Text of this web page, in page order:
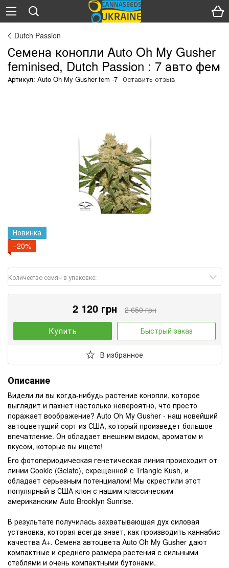
Dutch Passion
Семена конопли Auto Oh My Gusher
feminised, Dutch Passion : 7 авто фем
Артикул: Auto Oh My Gusher fem -7 Оставить отзыв
Новинка
−20%
Количество семян в упаковке:
2 120 грн 2 650 грн
Купить Быстрый заказ
В избранное
Описание
Видели ли вы когда-нибудь растение конопли, которое
выглядит и пахнет настолько невероятно, что просто
поражает воображение? Auto Oh My Gusher - наш новейший
автоцветущий сорт из США, который произведет большое
впечатление. Он обладает внешним видом, ароматом и
вкусом, которые вы ищете!
Его фотопериодическая генетическая линия происходит от
линии Cookie (Gelato), скрещенной с Triangle Kush, и
обладает серьезным потенциалом! Мы скрестили этот
популярный в США клон с нашим классическим
американским Auto Brooklyn Sunrise.
В результате получилась захватывающая дух силовая
установка, которая всегда знает, как производить каннабис
качества А+. Семена автоцвета Auto Oh My Gusher дают
компактные и среднего размера растения с сильными
стеблями и очень компактными бутонами.